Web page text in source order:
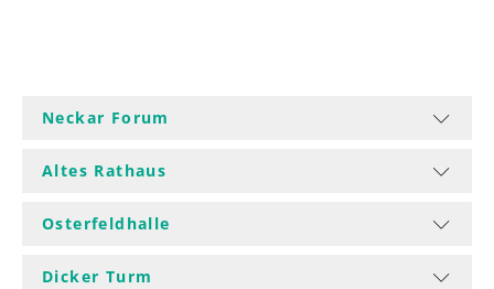
Neckar Forum
Altes Rathaus
Osterfeldhalle
Dicker Turm